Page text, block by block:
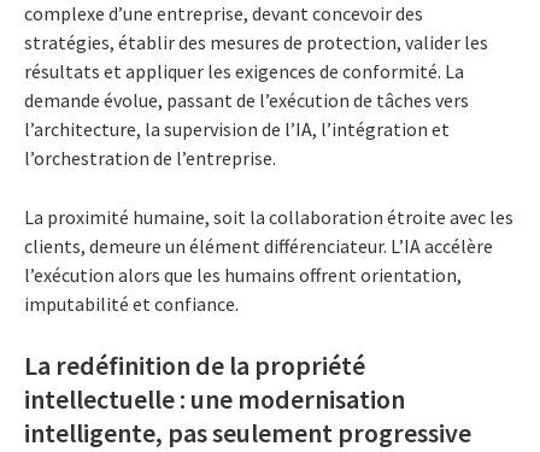
complexe d’une entreprise, devant concevoir des
stratégies, établir des mesures de protection, valider les
résultats et appliquer les exigences de conformité. La
demande évolue, passant de l’exécution de tâches vers
l’architecture, la supervision de l’IA, l’intégration et
l’orchestration de l’entreprise.
La proximité humaine, soit la collaboration étroite avec les
clients, demeure un élément différenciateur. L’IA accélère
l’exécution alors que les humains offrent orientation,
imputabilité et confiance.
La redéfinition de la propriété
intellectuelle : une modernisation
intelligente, pas seulement progressive